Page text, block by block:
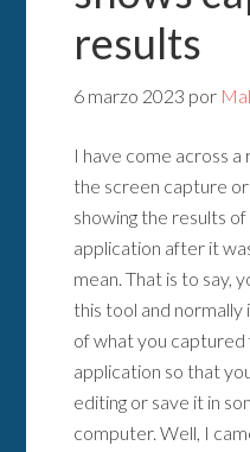
results
6 marzo 2023 por
I have come across a
the screen capture
showing the results
application after it
mean. That is to say,
this tool and
of what you
application so that
editing or save it in
computer. Well, I